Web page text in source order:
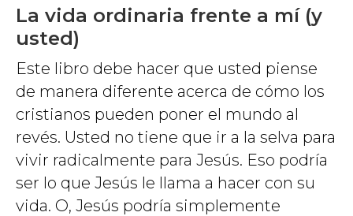
La vida ordinaria frente a mí (y
usted)
Este libro debe hacer que usted piense
de manera diferente acerca de cómo los
cristianos pueden poner el mundo al
revés. Usted no tiene que ir a la selva para
vivir radicalmente para Jesús. Eso podría
ser lo que Jesús le llama a hacer con su
vida. O, Jesús podría simplemente